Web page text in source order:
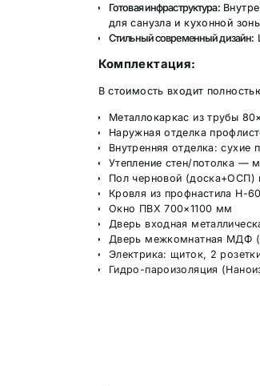
Готовая инфраструктура:
для санузла и кухонной
Стильный современный дизайн:
Комплектация:
В стоимость входит
Металлокаркас из трубы
Наружная отделка
Внутренняя отделка:
Утепление стен/потолка —
Пол черновой (доска+ОСП)
Кровля из профнастила Н-
Окно ПВХ 700×1100 мм
Дверь входная
Дверь межкомнатная МДФ
Электрика: щиток, 2
Гидро-пароизоляция